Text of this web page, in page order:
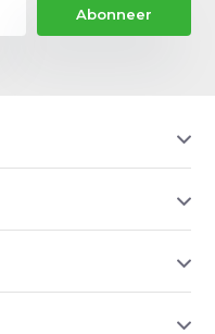
Abonneer